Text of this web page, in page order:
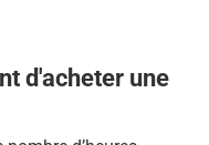
d'acheter une